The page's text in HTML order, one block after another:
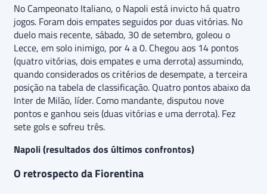
No Campeonato Italiano, o Napoli está invicto há quatro
jogos. Foram dois empates seguidos por duas vitórias. No
duelo mais recente, sábado, 30 de setembro, goleou o
Lecce, em solo inimigo, por 4 a 0. Chegou aos 14 pontos
(quatro vitórias, dois empates e uma derrota) assumindo,
quando considerados os critérios de desempate, a terceira
posição na tabela de classificação. Quatro pontos abaixo da
Inter de Milão, líder. Como mandante, disputou nove
pontos e ganhou seis (duas vitórias e uma derrota). Fez
sete gols e sofreu três.
Napoli (resultados dos últimos confrontos)
O retrospecto da Fiorentina